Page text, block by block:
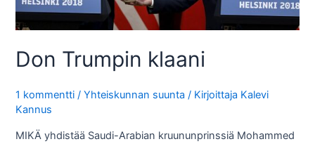
Don Trumpin klaani
1 kommentti /Yhteiskunnan suunta / Kirjoittaja Kalevi
Kannus
MIKÄ yhdistää Saudi-Arabian kruununprinssiä Mohammed